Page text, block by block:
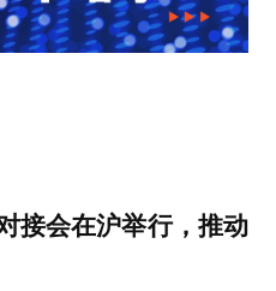
接会在沪举行，推动